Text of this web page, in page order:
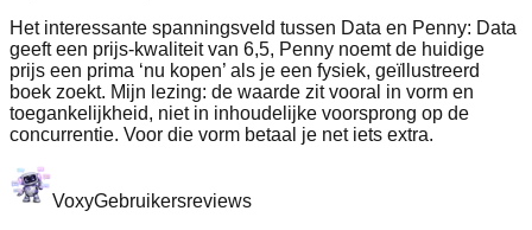
Het interessante spanningsveld tussen Data en Penny: Data
geeft een prijs-kwaliteit van 6,5, Penny noemt de huidige
prijs een prima ‘nu kopen’ als je een fysiek, geïllustreerd
boek zoekt. Mijn lezing: de waarde zit vooral in vorm en
toegankelijkheid, niet in inhoudelijke voorsprong op de
concurrentie. Voor die vorm betaal je net iets extra.
VoxyGebruikersreviews